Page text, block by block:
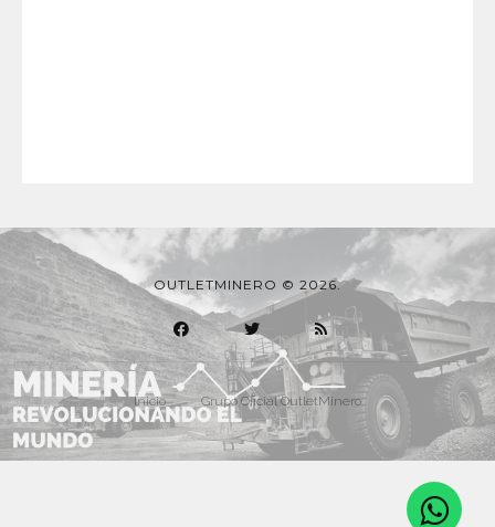
OUTLETMINERO © 2026.
Inicio Grupo Oficial OutletMinero